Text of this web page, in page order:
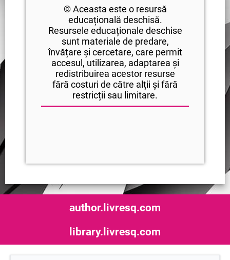
© Aceasta este o resursă
educațională deschisă.
Resursele educaționale deschise
sunt materiale de predare,
învățare și cercetare, care permit
accesul, utilizarea, adaptarea și
redistribuirea acestor resurse
fără costuri de către alții și fără
restricții sau limitare.
author.livresq.com
library.livresq.com